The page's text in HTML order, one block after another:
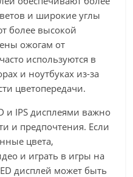
и широкие углы
более высокой
ожогам от
используются в
и ноутбуках из-за
цветопередачи.
и IPS дисплеями важно
и предпочтения. Если
цвета,
и играть в игры на
дисплей может быть